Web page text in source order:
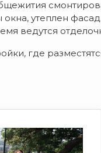
утеплен
ведутся
где